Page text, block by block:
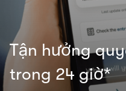
Tận hưởng
trong 24 giờ*